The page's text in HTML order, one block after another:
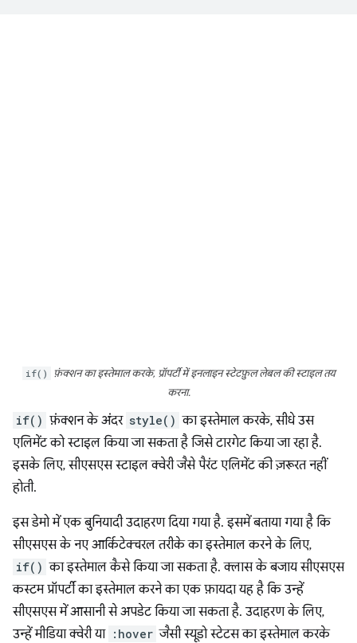
if()
फ़ंक्शन का इस्तेमाल करके, प्रॉपर्टी में इनलाइन स्टेटफ़ुल लेबल की स्टाइल तय
करना.
if() फ़ंक्शन के अंदर style() का इस्तेमाल करके, सीधे उस
एलिमेंट को स्टाइल किया जा सकता है जिसे टारगेट किया जा रहा है.
इसके लिए, सीएसएस स्टाइल क्वेरी जैसे पैरंट एलिमेंट की ज़रूरत नहीं
होती.
इस डेमो में एक बुनियादी उदाहरण दिया गया है. इसमें बताया गया है कि
सीएसएस के नए आर्किटेक्चरल तरीके का इस्तेमाल करने के लिए,
if() का इस्तेमाल कैसे किया जा सकता है. क्लास के बजाय सीएसएस
कस्टम प्रॉपर्टी का इस्तेमाल करने का एक फ़ायदा यह है कि उन्हें
सीएसएस में आसानी से अपडेट किया जा सकता है. उदाहरण के लिए,
उन्हें मीडिया क्वेरी या :hover जैसी स्यूडो स्टेटस का इस्तेमाल करके